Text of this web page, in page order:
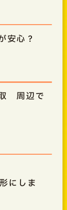
安心？
周辺で
にしま